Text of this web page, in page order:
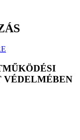
VÉDELMÉBEN